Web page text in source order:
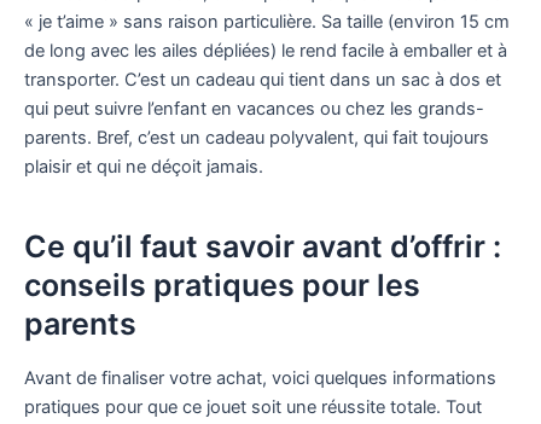
« je t’aime » sans raison particulière. Sa taille (environ 15 cm
de long avec les ailes dépliées) le rend facile à emballer et à
transporter. C’est un cadeau qui tient dans un sac à dos et
qui peut suivre l’enfant en vacances ou chez les grands-
parents. Bref, c’est un cadeau polyvalent, qui fait toujours
plaisir et qui ne déçoit jamais.
Ce qu’il faut savoir avant d’offrir :
conseils pratiques pour les
parents
Avant de finaliser votre achat, voici quelques informations
pratiques pour que ce jouet soit une réussite totale. Tout